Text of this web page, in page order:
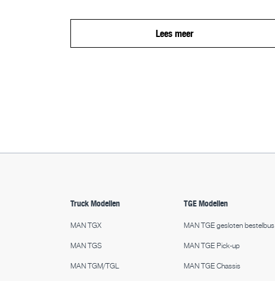
Lees meer
Truck Modellen
MAN TGX
MAN TGS
MAN TGM/TGL
TGE Modellen
MAN TGE gesloten bestelbus
MAN TGE Pick-up
MAN TGE Chassis